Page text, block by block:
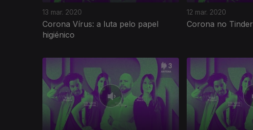
13 mar. 2020
Corona Vírus: a luta pelo papel
higiénico
12 mar. 2020
Corona no Tinder